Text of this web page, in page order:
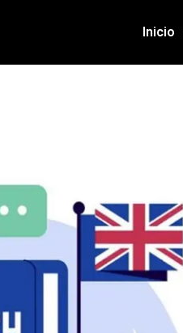
Inicio